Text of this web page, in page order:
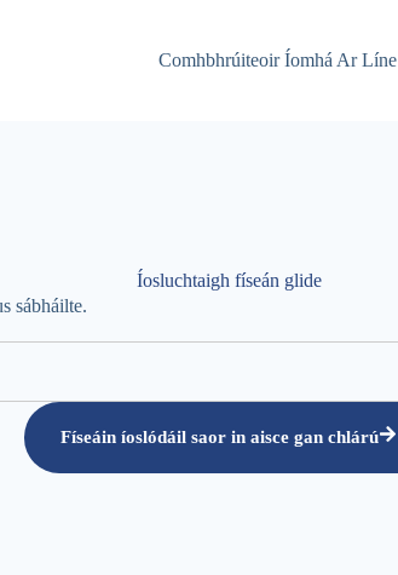
Comhbhrúiteoir Íomhá Ar Líne
Íosluchtaigh físeán glide
sábháilte.
Físeáin íoslódáil saor in aisce gan chlárú